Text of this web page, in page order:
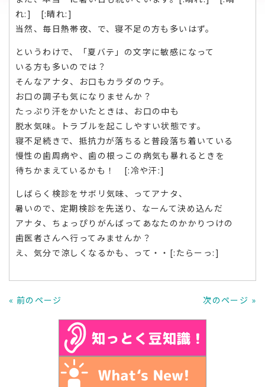
スタッフ紹介・院内風景
れ:] [:晴れ:]
当然、毎日熱帯夜、で、寝不足の方も多いはず。
というわけで、「夏バテ」の文字に敏感になって
いる方も多いのでは？
そんなアナタ、お口もカラダのウチ。
お口の調子も気になりませんか？
たっぷり汗をかいたときは、お口の中も
脱水気味。トラブルを起こしやすい状態です。
寝不足続きで、抵抗力が落ちると普段落ち着いている
慢性の歯周病や、歯の根っこの病気も暴れるときを
待ちかまえているかも！ [:冷や汗:]
しばらく検診をサボリ気味、ってアナタ、
暑いので、定期検診を先送り、なーんて決め込んだ
アナタ、ちょっぴりがんばってあなたのかかりつけの
歯医者さんへ行ってみませんか？
え、気分で涼しくなるかも、って・・[:たらーっ:]
« 前のページ 次のページ »